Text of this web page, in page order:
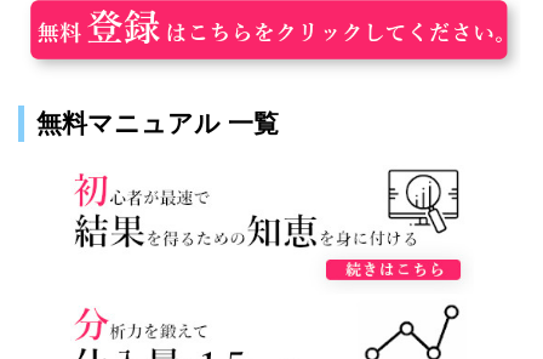
無料マニュアル 一覧